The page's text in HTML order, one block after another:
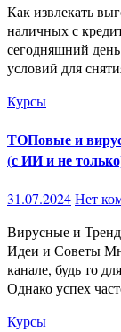
Как извлекать выгоду из банковских предложений: Снятие
наличных с
сегодняшний
условий для
Курсы
ТОПовые и
(с ИИ и не
31.07.2024Нет
Вирусные и Трендовые Ниши для YouTube Shorts: Готовые
Идеи и Советы
канале, будь то
Однако успех
Курсы